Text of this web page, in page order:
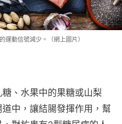
運動信號減少。（網上圖片）
、水果中的果糖或山梨
中，讓結腸發揮作用，幫